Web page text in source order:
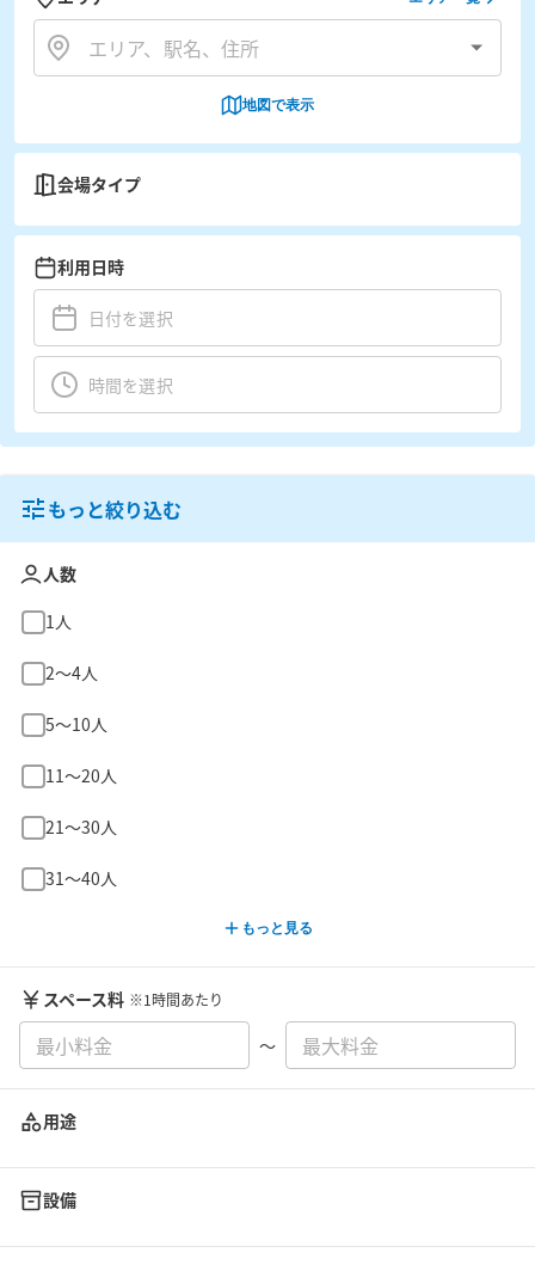
地図で表示
会場タイプ
利用日時
もっと絞り込む
人数
1人
2〜4人
5〜10人
11〜20人
21〜30人
31〜40人
もっと見る
スペース料 ※1時間あたり
〜
用途
設備